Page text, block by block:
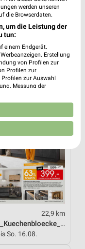
53,8 km
Fr. 14.08.
22,9 km
O_KLM_Kuechenbloecke_01_26_ES
So. 16.08.
werden unseren
die Browserdaten.
um die Leistung der
tun:
einem Endgerät.
Erstellung
von Profilen zur
Profilen zur
zur Auswahl
Messung der
Entwicklung und
Daten zur Auswahl
weitergegeben und in die
von